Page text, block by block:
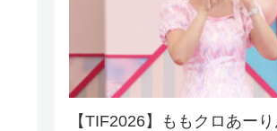
【TIF2026】ももクロあー